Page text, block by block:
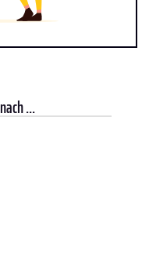
nach ...